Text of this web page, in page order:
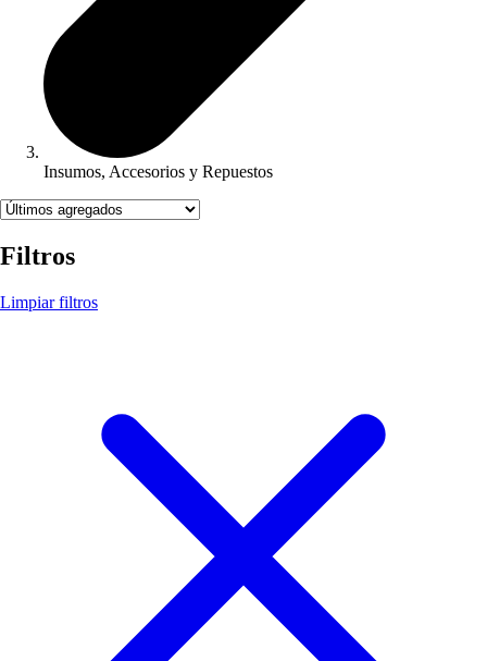
Insumos, Accesorios y Repuestos
Filtros
Limpiar filtros